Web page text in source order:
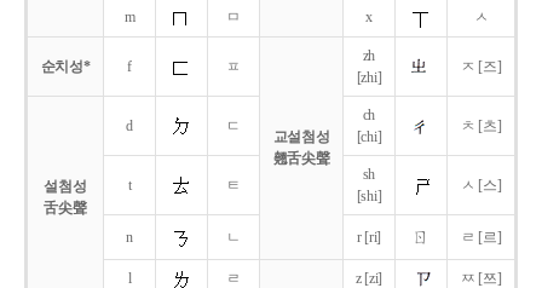
m ㅁ x ㅅ
순치성* f ㅍ
교설첨성
翹舌尖聲
zh
[zhi]
ㅈ [즈]
설첨성
舌尖聲
d ㄷ
ch
[chi]
ㅊ [츠]
t ㅌ
sh
[shi]
ㅅ [스]
n ㄴ r [ri] ㄖ ㄹ [르]
l
ㄹ
z [zi] ㅉ [쯔]